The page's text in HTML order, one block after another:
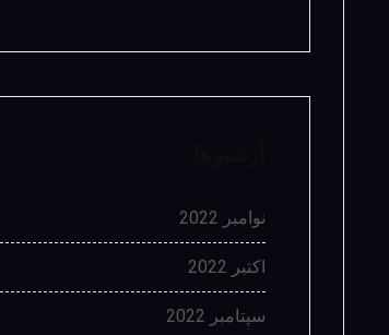
نوامبر 2022
اکتبر 2022
سپتامبر 2022